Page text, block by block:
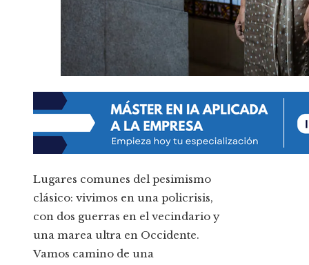
Lugares comunes del pesimismo
clásico: vivimos en una policrisis,
con dos guerras en el vecindario y
una marea ultra en Occidente.
Vamos camino de una